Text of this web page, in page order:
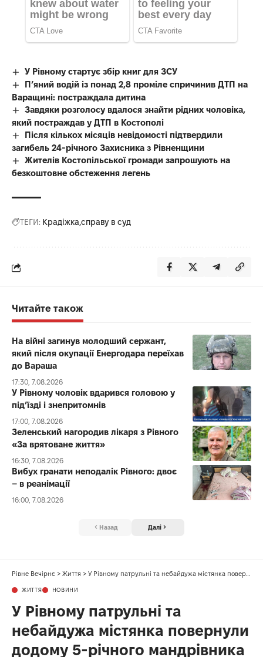
У Рівному стартує збір книг для ЗСУ
П’яний водій із понад 2,8 проміле спричинив ДТП на
Варащині: постраждала дитина
Завдяки розголосу вдалося знайти рідних чоловіка,
який постраждав у ДТП в Костополі
Після кількох місяців невідомості підтвердили
загибель 24-річного Захисника з Рівненщини
Жителів Костопільської громади запрошують на
безкоштовне обстеження легень
ТЕГИ: Крадіжка справу в суд
Читайте також
На війні загинув молодший сержант,
який після окупації Енергодара переїхав
до Вараша
17:30, 7.08.2026
У Рівному чоловік вдарився головою у
під’їзді і знепритомнів
17:00, 7.08.2026
Зеленський нагородив лікаря з Рівного
«За врятоване життя»
16:30, 7.08.2026
Вибух гранати неподалік Рівного: двоє
– в реанімації
16:00, 7.08.2026
Назад Далі
Рівне Вечірнє > Життя > У Рівному патрульні та небайдужа містянка повернули додому 5-річного мандрівника на самокаті
ЖИТТЯ НОВИНИ
У Рівному патрульні та
небайдужа містянка повернули
додому 5-річного мандрівника